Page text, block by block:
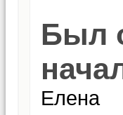
Был
Елена